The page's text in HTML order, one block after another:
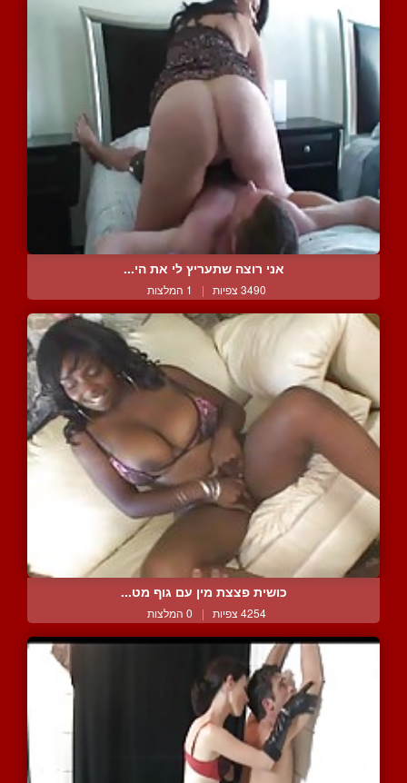
אני רוצה שתעריץ לי את הי...
3490 צפיות | 1 המלצות
כושית פצצת מין עם גוף מט...
4254 צפיות | 0 המלצות